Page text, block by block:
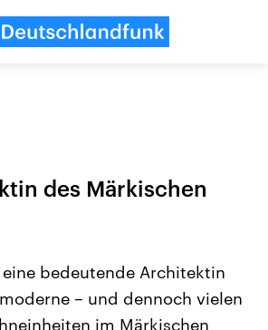
Anhalt
USA
des Märkischen
bedeutende Architektin
– und dennoch vielen
im Märkischen